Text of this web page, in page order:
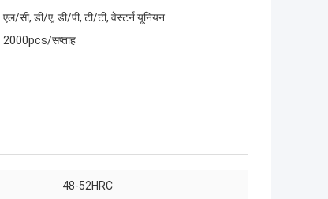
एल/सी, डी/ए, डी/पी, टी/टी, वेस्टर्न यूनियन
2000pcs/सप्ताह
48-52HRC